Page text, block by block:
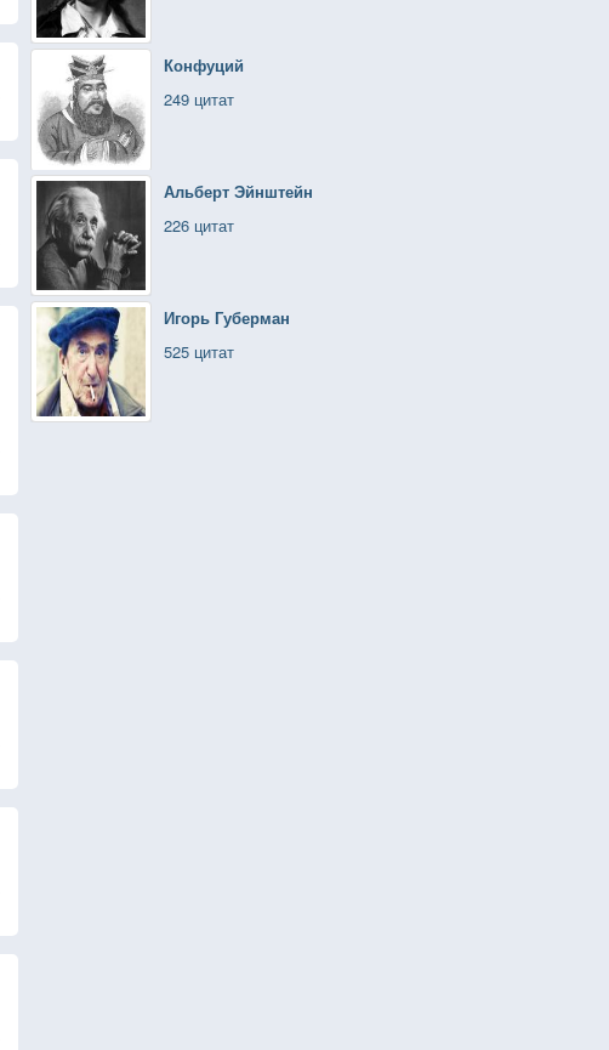
Конфуций
249 цитат
Альберт Эйнштейн
226 цитат
Игорь Губерман
525 цитат